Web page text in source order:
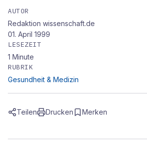
Nano-Magnete gegen Aids
AUTOR
Redaktion wissenschaft.de
01. April 1999
LESEZEIT
1 Minute
RUBRIK
Gesundheit & Medizin
Teilen Drucken Merken